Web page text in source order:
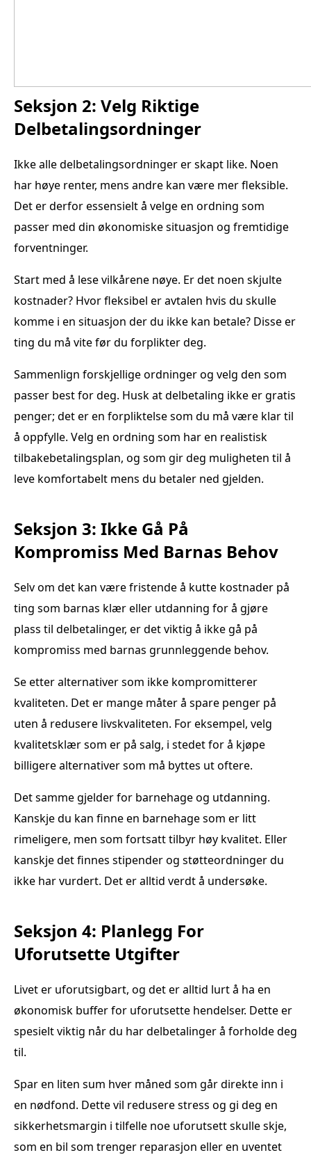
Seksjon 2: Velg Riktige
Delbetalingsordninger
Ikke alle delbetalingsordninger er skapt like. Noen
har høye renter, mens andre kan være mer fleksible.
Det er derfor essensielt å velge en ordning som
passer med din økonomiske situasjon og fremtidige
forventninger.
Start med å lese vilkårene nøye. Er det noen skjulte
kostnader? Hvor fleksibel er avtalen hvis du skulle
komme i en situasjon der du ikke kan betale? Disse er
ting du må vite før du forplikter deg.
Sammenlign forskjellige ordninger og velg den som
passer best for deg. Husk at delbetaling ikke er gratis
penger; det er en forpliktelse som du må være klar til
å oppfylle. Velg en ordning som har en realistisk
tilbakebetalingsplan, og som gir deg muligheten til å
leve komfortabelt mens du betaler ned gjelden.
Seksjon 3: Ikke Gå På
Kompromiss Med Barnas Behov
Selv om det kan være fristende å kutte kostnader på
ting som barnas klær eller utdanning for å gjøre
plass til delbetalinger, er det viktig å ikke gå på
kompromiss med barnas grunnleggende behov.
Se etter alternativer som ikke kompromitterer
kvaliteten. Det er mange måter å spare penger på
uten å redusere livskvaliteten. For eksempel, velg
kvalitetsklær som er på salg, i stedet for å kjøpe
billigere alternativer som må byttes ut oftere.
Det samme gjelder for barnehage og utdanning.
Kanskje du kan finne en barnehage som er litt
rimeligere, men som fortsatt tilbyr høy kvalitet. Eller
kanskje det finnes stipender og støtteordninger du
ikke har vurdert. Det er alltid verdt å undersøke.
Seksjon 4: Planlegg For
Uforutsette Utgifter
Livet er uforutsigbart, og det er alltid lurt å ha en
økonomisk buffer for uforutsette hendelser. Dette er
spesielt viktig når du har delbetalinger å forholde deg
til.
Spar en liten sum hver måned som går direkte inn i
en nødfond. Dette vil redusere stress og gi deg en
sikkerhetsmargin i tilfelle noe uforutsett skulle skje,
som en bil som trenger reparasjon eller en uventet